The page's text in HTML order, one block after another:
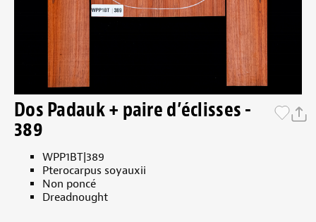
Dos Padauk + paire d’éclisses -
389
WPP1BT|389
Pterocarpus soyauxii
Non poncé
Dreadnought